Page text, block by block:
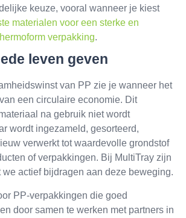
keuze, vooral wanneer je kiest
materialen voor een sterke en
verpakking.
leven geven
van PP zie je wanneer het
een circulaire economie. Dit
na gebruik niet wordt
wordt ingezameld, gesorteerd,
verwerkt tot waardevolle grondstof
of verpakkingen. Bij MultiTray zijn
we actief bijdragen aan deze beweging.
PP-verpakkingen die goed
door samen te werken met partners in